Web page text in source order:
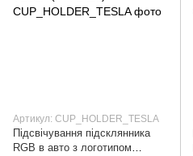
Артикул: CUP_HOLDER_TESLA
Підсвічування підсклянника
RGB в авто з логотипом